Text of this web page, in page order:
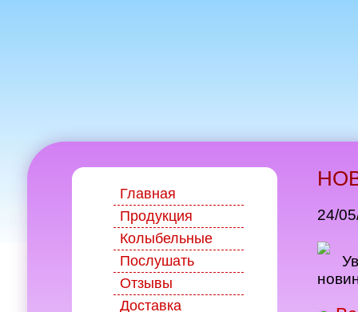
Главная
Продукция
Колыбельные
Послушать
Отзывы
Доставка
24/